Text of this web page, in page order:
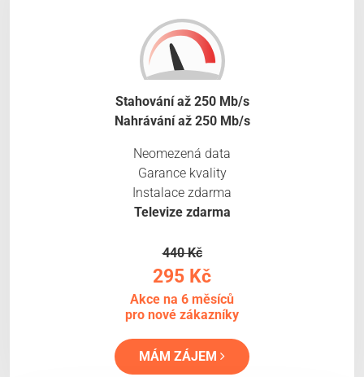
Stahování až 250 Mb/s
Nahrávání až 250 Mb/s
Neomezená data
Garance kvality
Instalace zdarma
Televize zdarma
440 Kč
295 Kč
Akce na 6 měsíců
pro nové zákazníky
MÁM ZÁJEM